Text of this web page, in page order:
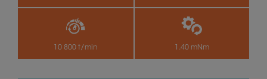
10 800 t/min 1.40 mNm